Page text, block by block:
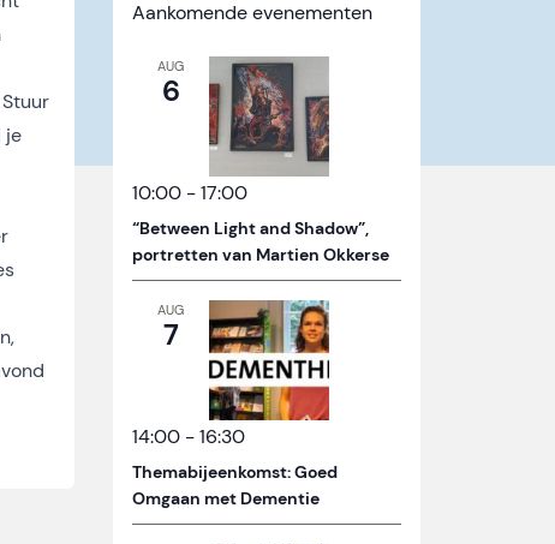
je
Aankomende evenementen
AUG
6
10:00 -17:00
“Between Light and Shadow”,
portretten van Martien Okkerse
AUG
7
14:00 -16:30
Themabijeenkomst: Goed
Omgaan met Dementie